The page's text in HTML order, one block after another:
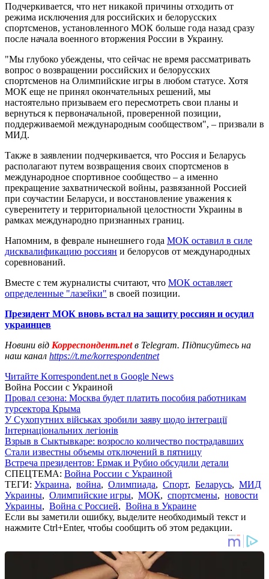
Подчеркивается, что нет никакой причины отходить от
режима исключения для российских и белорусских
спортсменов, установленного МОК больше года назад сразу
после начала военного вторжения России в Украину.
"Мы глубоко убеждены, что сейчас не время рассматривать
вопрос о возвращении российских и белорусских
спортсменов на Олимпийские игры в любом статусе. Хотя
МОК еще не принял окончательных решений, мы
настоятельно призываем его пересмотреть свои планы и
вернуться к первоначальной, проверенной позиции,
поддерживаемой международным сообществом", – призвали в
МИД.
Также в заявлении подчеркивается, что Россия и Беларусь
располагают путем возвращения своих спортсменов в
международное спортивное сообщество – а именно
прекращение захватнической войны, развязанной Россией
при соучастии Беларуси, и восстановление уважения к
суверенитету и территориальной целостности Украины в
рамках международно признанных границ.
Напомним, в феврале нынешнего года МОК оставил в силе
дисквалификацию россиян и белорусов от международных
соревнований.
Вместе с тем журналисты считают, что МОК оставляет
определенные "лазейки" в своей позиции.
Президент МОК вновь встал на защиту россиян и осудил
украинцев
Новини від Корреспондент.netв Telegram. Підписуйтесь на
наш канал https://t.me/korrespondentnet
Читайте Korrespondent.net в Google News
Война России с Украиной
Провал сезона: Москва будет платить пособия работникам
турсектора Крыма
У Сухопутних військах зробили заяву щодо інтеграції
Інтернаціональних легіонів
Взрыв в Сыктывкаре: возросло количество пострадавших
Стали известны объемы отключений в пятницу
Встреча президентов: Ермак и Рубио обсудили детали
СПЕЦТЕМА: Война России с Украиной
ТЕГИ: Украина, война, Олимпиада, Спорт, Беларусь, МИД
Украины, Олимпийские игры, МОК, спортсмены, новости
Украины, Война с Россией, Война в Украине
Если вы заметили ошибку, выделите необходимый текст и
нажмите Ctrl+Enter, чтобы сообщить об этом редакции.